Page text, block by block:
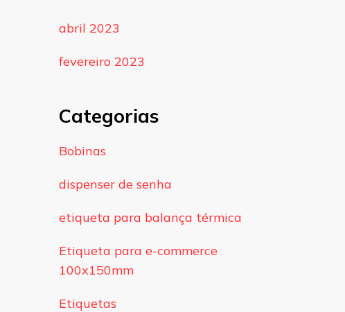
abril 2023
fevereiro 2023
Categorias
Bobinas
dispenser de senha
etiqueta para balança térmica
Etiqueta para e-commerce
100x150mm
Etiquetas